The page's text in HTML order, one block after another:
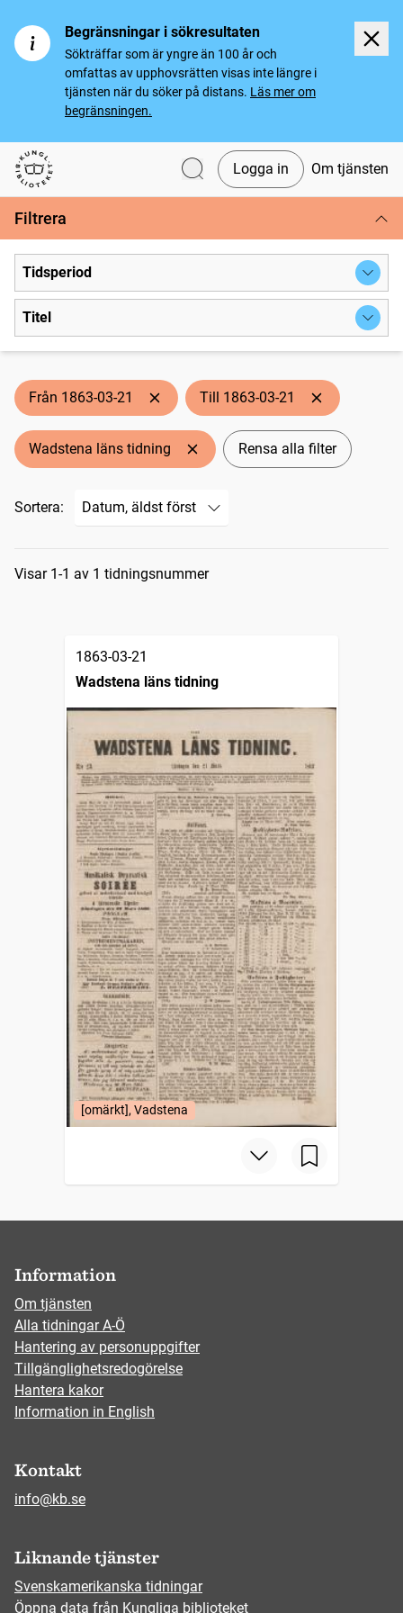
Begränsningar i sökresultaten
Sökträffar som är yngre än 100 år och
omfattas av upphovsrätten visas inte längre i
tjänsten när du söker på distans. Läs mer om
begränsningen.
Svenska tidningar
Logga in Om tjänsten
Filtrera
Tidsperiod
Titel
Från 1863-03-21 Till 1863-03-21
Wadstena läns tidning Rensa alla filter
Sortera:
Sökresultat
Visar 1-1 av 1 tidningsnummer
1863-03-21
Wadstena läns tidning
[omärkt], Vadstena
Information
Om tjänsten
Alla tidningar A-Ö
Hantering av personuppgifter
Tillgänglighetsredogörelse
Hantera kakor
Information in English
Kontakt
info@kb.se
Liknande tjänster
Svenskamerikanska tidningar
Öppna data från Kungliga biblioteket